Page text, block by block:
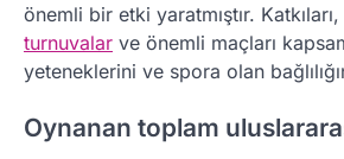
önemli bir etki yaratmıştır.
turnuvalar ve önemli maçları
yeteneklerini ve spora olan
Oynanan toplam